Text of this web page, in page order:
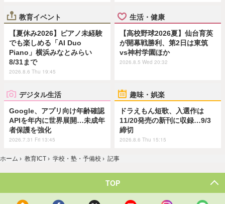
教育イベント
【夏休み2026】ピアノ未経験
でも楽しめる「AI Duo
Piano」横浜みなとみらい
8/31まで
2026.8.6 Thu 19:45
生活・健康
【高校野球2026夏】仙台育英
が開幕戦勝利、第2日は東筑
vs神村学園ほか
2026.8.5 Wed 20:32
デジタル生活
Google、アプリ向け年齢確認
APIを年内に世界展開…未成年
者保護を強化
2026.7.31 Fri 13:45
趣味・娯楽
ドラえもん短歌、入選作は
11/20発売の新刊に収録…9/3
締切
2026.8.6 Thu 15:15
ホーム › 教育ICT › 学校・塾・予備校 › 記事
TOP